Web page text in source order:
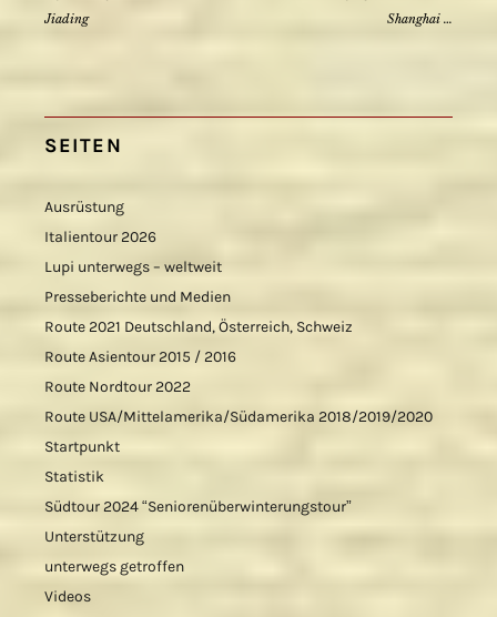
Jiading Shanghai …
SEITEN
Ausrüstung
Italientour 2026
Lupi unterwegs – weltweit
Presseberichte und Medien
Route 2021 Deutschland, Österreich, Schweiz
Route Asientour 2015 / 2016
Route Nordtour 2022
Route USA/Mittelamerika/Südamerika 2018/2019/2020
Startpunkt
Statistik
Südtour 2024 “Seniorenüberwinterungstour”
Unterstützung
unterwegs getroffen
Videos